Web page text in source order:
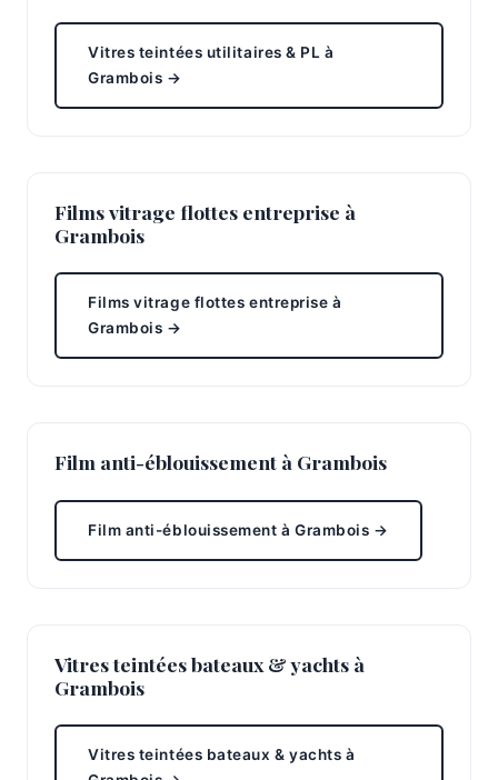
Vitres teintées utilitaires & PL à
Grambois →
Films vitrage flottes entreprise à
Grambois
Films vitrage flottes entreprise à
Grambois →
Film anti-éblouissement à Grambois
Film anti-éblouissement à Grambois →
Vitres teintées bateaux & yachts à
Grambois
Vitres teintées bateaux & yachts à